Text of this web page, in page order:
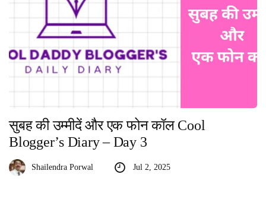
सुबह की उम्मीदें और एक फोन कॉल Cool
Blogger’s Diary – Day 3
Shailendra Porwal Jul 2, 2025